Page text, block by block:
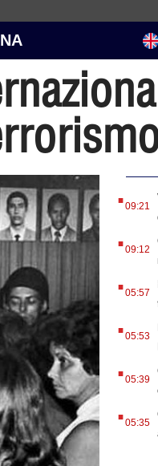
.09:21
.09:12
.05:57
.05:53
.05:39
.05:35